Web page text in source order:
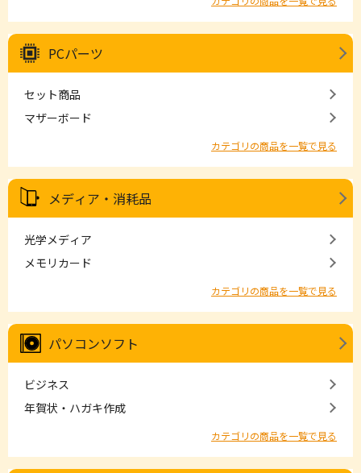
PCパーツ
セット商品
マザーボード
カテゴリの商品を一覧で見る
メディア・消耗品
光学メディア
メモリカード
カテゴリの商品を一覧で見る
パソコンソフト
ビジネス
年賀状・ハガキ作成
カテゴリの商品を一覧で見る